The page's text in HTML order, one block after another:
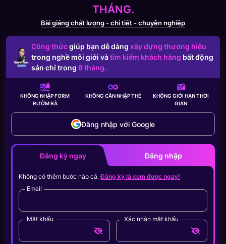
THÁNG.
Bài giảng chất lượng - chi tiết - chuyên nghiệp
Công thứcgiúp bạn dễ dàng xây dựng thương hiệu
trong nghề môi giới vàtìm kiếm khách hàng bất động
sản chỉ trong 6 tháng.
KHÔNG NHẬP FORM
RƯỜM RÀ
KHÔNG CẦNNHẬP THẺ KHÔNG GIỚI HẠNTHỜI
GIAN
Đăng nhập với Google
Đăng ký ngay Đăng nhập
Không có thêm bước nào cả.Đăng ký là xem được ngay!
Email
Mật khẩu Xác nhận mật khẩu